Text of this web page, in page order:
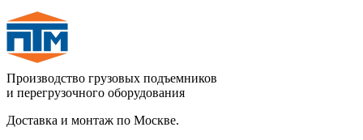
Производство грузовых подъемников
и перегрузочного оборудования
Доставка и монтаж по Москве.